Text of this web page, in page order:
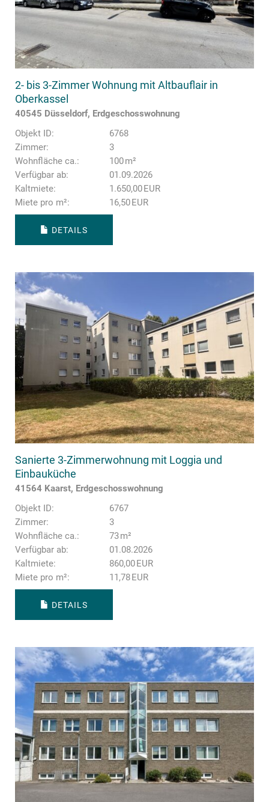
2- bis 3-Zimmer Wohnung mit Altbauflair in
Oberkassel
40545 Düsseldorf, Erdgeschosswohnung
Objekt ID:
6768
Zimmer:
3
Wohnfläche ca.:
100 m²
Verfügbar ab:
01.09.2026
Kaltmiete:
1.650,00 EUR
Miete pro m²:
16,50 EUR
DETAILS
Sanierte 3-Zimmerwohnung mit Loggia und
Einbauküche
41564 Kaarst, Erdgeschosswohnung
Objekt ID:
6767
Zimmer:
3
Wohnfläche ca.:
73 m²
Verfügbar ab:
01.08.2026
Kaltmiete:
860,00 EUR
Miete pro m²:
11,78 EUR
DETAILS